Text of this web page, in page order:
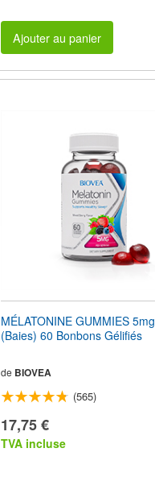
Ajouter au panier
MÉLATONINE GUMMIES 5mg
(Baies) 60 Bonbons Gélifiés
de BIOVEA
(565)
17,75 €
TVA incluse